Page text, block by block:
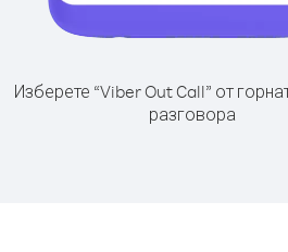
Изберете “Viber Out Call” от
разговора